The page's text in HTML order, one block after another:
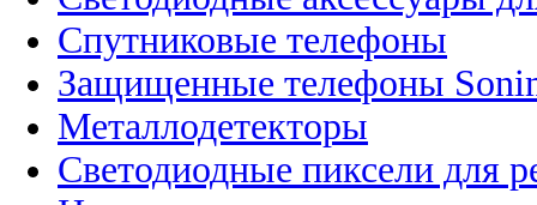
Спутниковые телефоны
Защищенные телефоны
Металлодетекторы
Светодиодные пиксели для